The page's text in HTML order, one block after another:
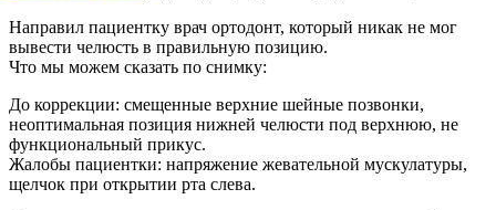
Направил пациентку врач ортодонт, который никак не мог
вывести челюсть в правильную позицию.
Что мы можем сказать по снимку:
До коррекции: смещенные верхние шейные позвонки,
неоптимальная позиция нижней челюсти под верхнюю, не
функциональный прикус.
Жалобы пациентки: напряжение жевательной мускулатуры,
щелчок при открытии рта слева.